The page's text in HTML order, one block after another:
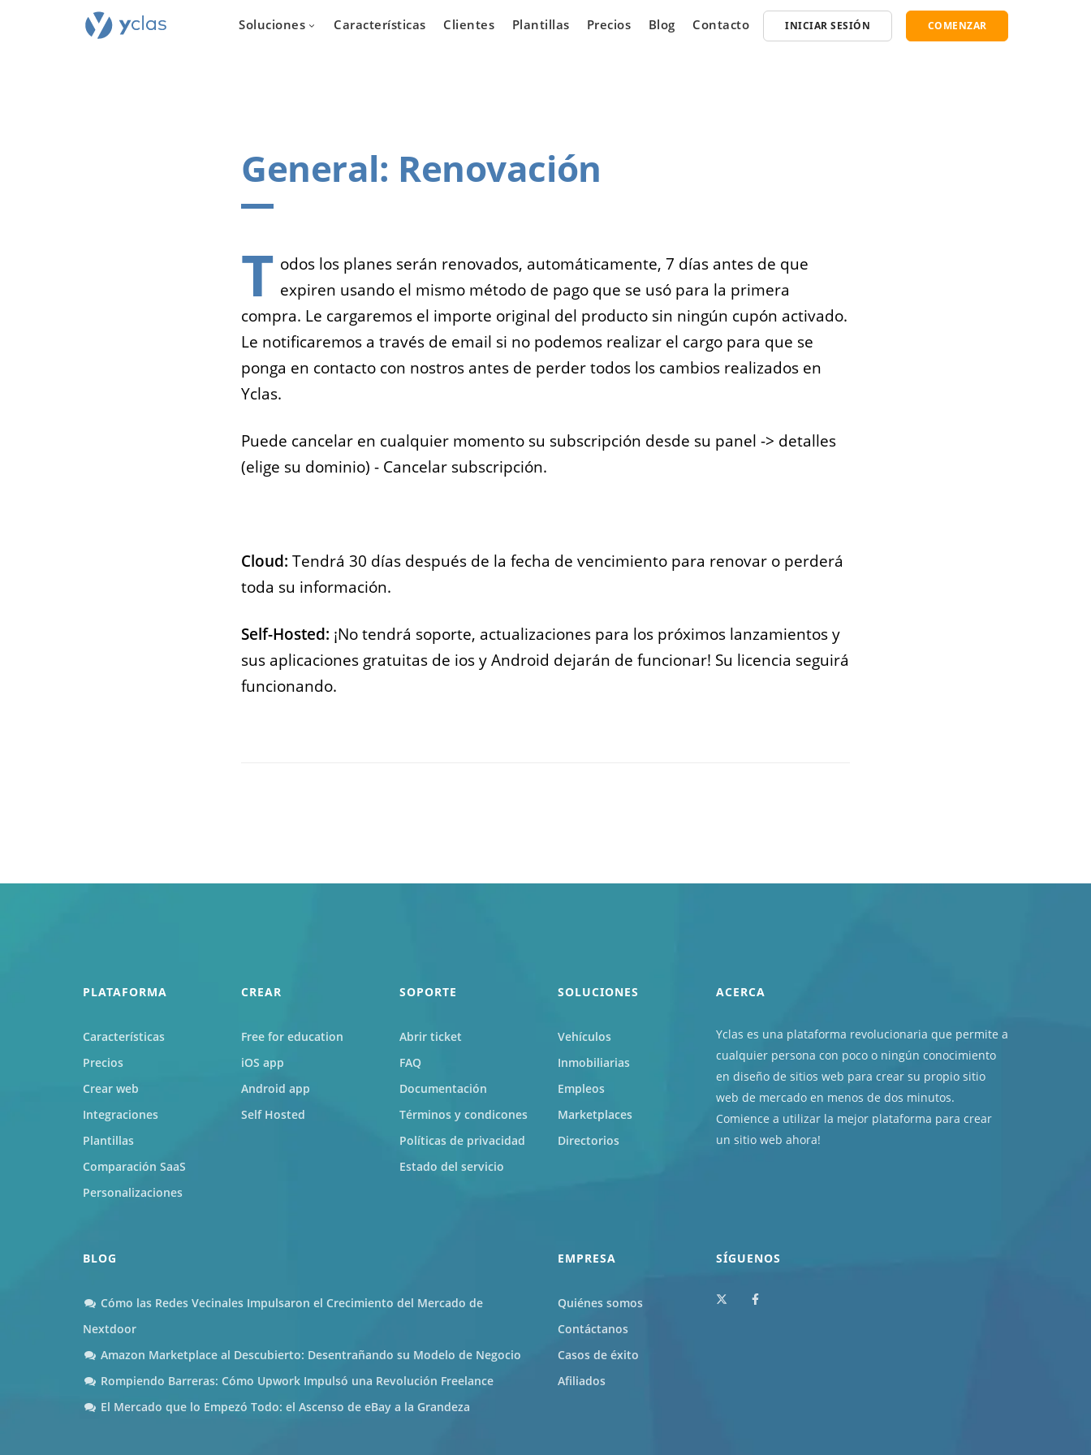
Soluciones
Inmobiliarias
plataforma de venta de
inmuebles en línea.
Vehículos
buscando oportunidades
para expandir tu negocio?
Para las agencias de
trabajo que quieren
Construye un mercado
para casi cualquier cosa.
Todas las soluciones
Características Clientes Plantillas Precios Blog Contacto INICIAR SESIÓN COMENZAR
General: Renovación
T odos los planes serán renovados, automáticamente, 7 días antes de que
expiren usando el mismo método de pago que se usó para la primera
compra. Le cargaremos el importe original del producto sin ningún cupón activado.
Le notificaremos a través de email si no podemos realizar el cargo para que se
ponga en contacto con nostros antes de perder todos los cambios realizados en
Yclas.
Puede cancelar en cualquier momento su subscripción desde su panel -> detalles
(elige su dominio) - Cancelar subscripción.
Cloud: Tendrá 30 días después de la fecha de vencimiento para renovar o perderá
toda su información.
Self-Hosted: ¡No tendrá soporte, actualizaciones para los próximos lanzamientos y
sus aplicaciones gratuitas de ios y Android dejarán de funcionar! Su licencia seguirá
funcionando.
PLATAFORMA
Características
Precios
Crear web
Integraciones
Plantillas
Comparación SaaS
Personalizaciones
CREAR
Free for education
iOS app
Android app
Self Hosted
SOPORTE
Abrir ticket
FAQ
Documentación
Términos y condicones
Políticas de privacidad
Estado del servicio
SOLUCIONES
Vehículos
Inmobiliarias
Empleos
Marketplaces
Directorios
ACERCA
Yclas es una plataforma revolucionaria que permite a
cualquier persona con poco o ningún conocimiento
en diseño de sitios web para crear su propio sitio
web de mercado en menos de dos minutos.
Comience a utilizar la mejor plataforma para crear
un sitio web ahora!
BLOG
Cómo las Redes Vecinales Impulsaron el Crecimiento del Mercado de
Nextdoor
Amazon Marketplace al Descubierto: Desentrañando su Modelo de Negocio
Rompiendo Barreras: Cómo Upwork Impulsó una Revolución Freelance
El Mercado que lo Empezó Todo: el Ascenso de eBay a la Grandeza
EMPRESA
Quiénes somos
Contáctanos
Casos de éxito
Afiliados
SÍGUENOS